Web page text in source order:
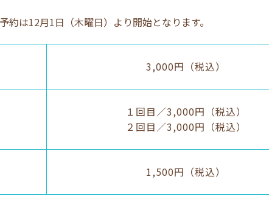
は12月1日（木曜日）より開始となります。
3,000円（税込）
１回目／3,000円（税込）
２回目／3,000円（税込）
1,500円（税込）